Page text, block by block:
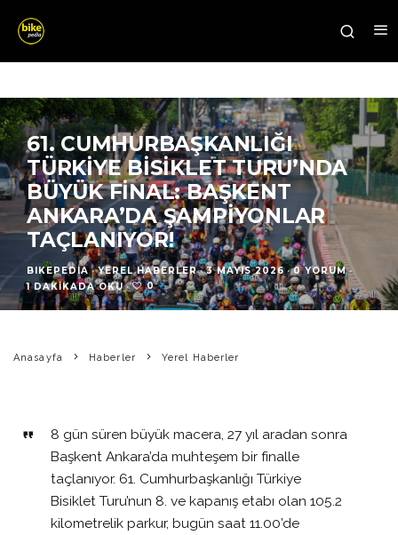
61. CUMHURBAŞKANLIĞI
TÜRKIYE BISIKLET TURU’NDA
BÜYÜK FINAL: BAŞKENT
ANKARA’DA ŞAMPIYONLAR
TAÇLANIYOR!
BIKEPEDIA · YEREL HABERLER · 3 MAYIS 2026 · 0 YORUM ·
1 DAKIKADA OKU · 0
Anasayfa Haberler Yerel Haberler
8 gün süren büyük macera, 27 yıl aradan sonra
Başkent Ankara’da muhteşem bir finalle
taçlanıyor. 61. Cumhurbaşkanlığı Türkiye
Bisiklet Turu’nun 8. ve kapanış etabı olan 105.2
kilometrelik parkur, bugün saat 11.00’de